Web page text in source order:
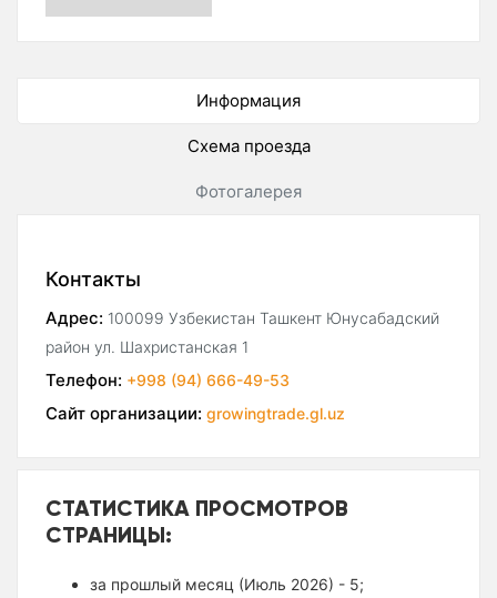
Информация
Схема проезда
Фотогалерея
Контакты
Адрес: 100099 Узбекистан Ташкент Юнусабадский
район ул. Шахристанская 1
Телефон: +998 (94) 666-49-53
Сайт организации: growingtrade.gl.uz
СТАТИСТИКА ПРОСМОТРОВ
СТРАНИЦЫ:
за прошлый месяц (Июль 2026) - 5;